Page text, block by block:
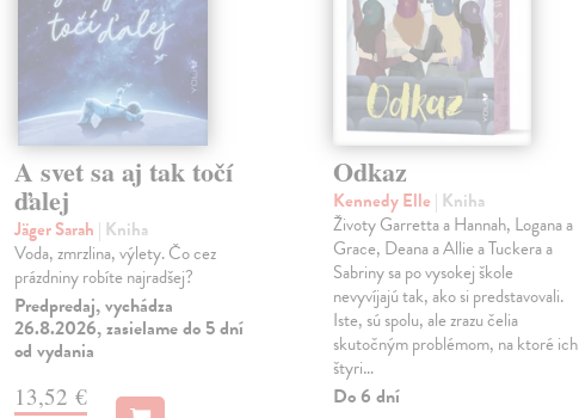
A svet sa aj tak točí
ďalej
Jäger Sarah | Kniha
Voda, zmrzlina, výlety. Čo cez
prázdniny robíte najradšej?
Predpredaj, vychádza
26.8.2026, zasielame do 5 dní
od vydania
13,52 €
Odkaz
Kennedy Elle | Kniha
Životy Garretta a Hannah, Logana a
Grace, Deana a Allie a Tuckera a
Sabriny sa po vysokej škole
nevyvíjajú tak, ako si predstavovali.
Iste, sú spolu, ale zrazu čelia
skutočným problémom, na ktoré ich
štyri…
Do 6 dní